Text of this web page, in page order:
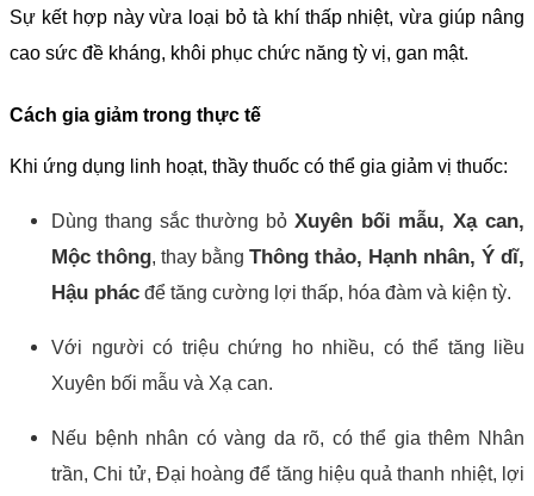
Sự kết hợp này vừa loại bỏ tà khí thấp nhiệt, vừa giúp nâng
cao sức đề kháng, khôi phục chức năng tỳ vị, gan mật.
Cách gia giảm trong thực tế
Khi ứng dụng linh hoạt, thầy thuốc có thể gia giảm vị thuốc:
Dùng thang sắc thường bỏ Xuyên bối mẫu, Xạ can,
Mộc thông, thay bằng Thông thảo, Hạnh nhân, Ý dĩ,
Hậu phác để tăng cường lợi thấp, hóa đàm và kiện tỳ.
Với người có triệu chứng ho nhiều, có thể tăng liều
Xuyên bối mẫu và Xạ can.
Nếu bệnh nhân có vàng da rõ, có thể gia thêm Nhân
trần, Chi tử, Đại hoàng để tăng hiệu quả thanh nhiệt, lợi